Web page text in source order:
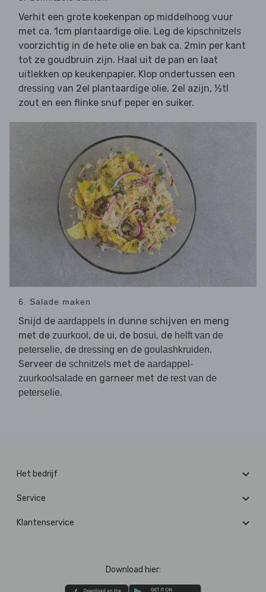
Verhit een grote koekenpan op middelhoog vuur
met ca. 1cm plantaardige olie. Leg de kipschnitzels
voorzichtig in de hete olie en bak ca. 2min per kant
tot ze goudbruin zijn. Haal uit de pan en laat
uitlekken op keukenpapier. Klop ondertussen een
dressing van 2el plantaardige olie, 2el azijn, ½tl
zout en een flinke snuf peper en suiker.
6. Salade maken
Snijd de aardappels in dunne schijven en meng
met de zuurkool , de ui, de bosui, de helft van de
peterselie, de dressing en de goulashkruiden.
Serveer de schnitzels met de aardappel-
zuurkoolsalade en garneer met de rest van de
peterselie.
Het bedrijf
Service
Klantenservice
Download hier: